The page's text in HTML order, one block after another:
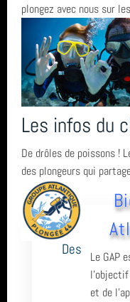
🏁 Relevez le
nouvelle
Projet de sciences
Faîtes du Sport 2026 :
Un week-end
Initiation au
Matt a dit :
Matt a dit :
plongez avec nous sur
Les infos du
De drôles de poissons !
des plongeurs qui
Le GAP
et de
Des